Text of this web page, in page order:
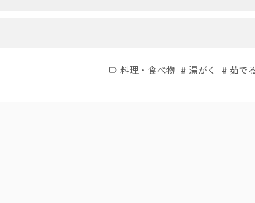
label 料理・食べ物 # 湯がく # 茹でる